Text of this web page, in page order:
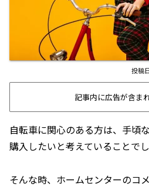
記事内に広告が含ま
自転車に関心のある方は、手頃
購入したいと考えていることでし
そんな時、ホームセンターのコ